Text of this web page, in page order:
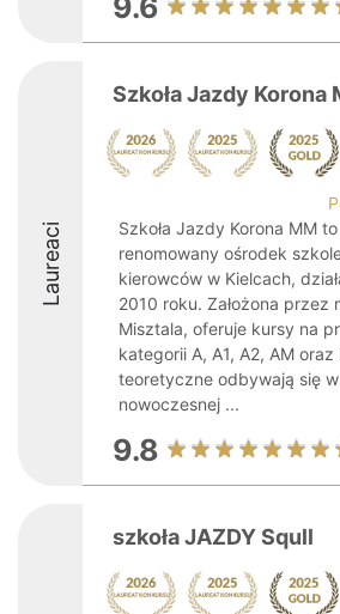
9.6
Laureaci
Szkoła Jazdy Korona
Szkoła Jazdy Korona MM to
renomowany ośrodek
kierowców w Kielcach,
2010 roku. Założona przez
Misztala, oferuje kursy na
kategorii A, A1, A2, AM oraz
teoretyczne odbywają się w
nowoczesnej ...
9.8
szkoła JAZDY Squll